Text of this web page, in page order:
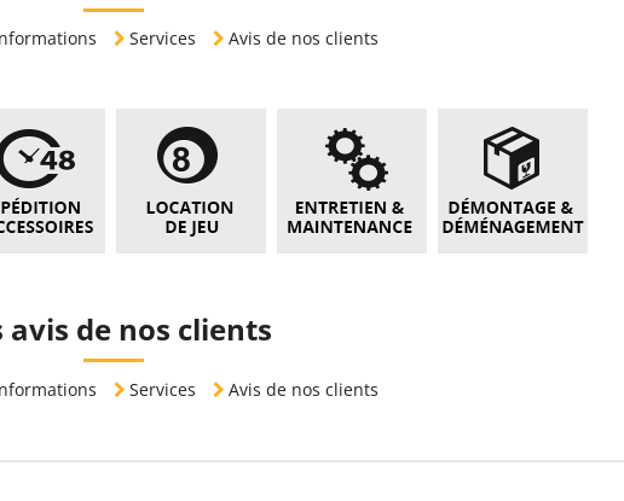
Services Avis de nos clients
avis de nos clients
Services Avis de nos clients